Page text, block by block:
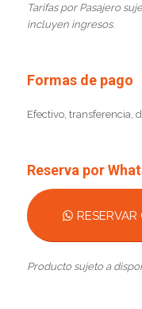
Tarifas por Pasajero
incluyen ingresos.
Formas de pago
Efectivo, transferencia,
Reserva por
Producto sujeto a